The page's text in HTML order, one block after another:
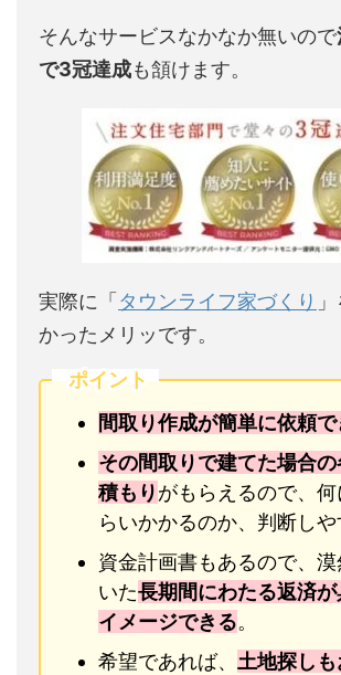
そんなサービスなかなか無いので
で3冠達成も頷けます。
実際に「 タウンライフ家づくり
かったメリッです。
ポイント
間取り作成が簡単に依頼で
その間取りで建てた場合
積もりがもらえるので、何
らいかかるのか、判断しや
資金計画書もあるので、漠
いた長期間にわたる返済
イメージできる。
希望であれば、 土地探し